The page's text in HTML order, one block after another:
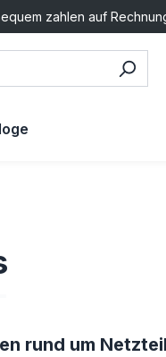
zahlen auf
rund um